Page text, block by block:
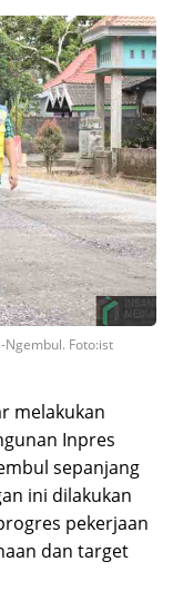
Foto:ist
melakukan
Inpres
sepanjang
ini dilakukan
pekerjaan
dan target